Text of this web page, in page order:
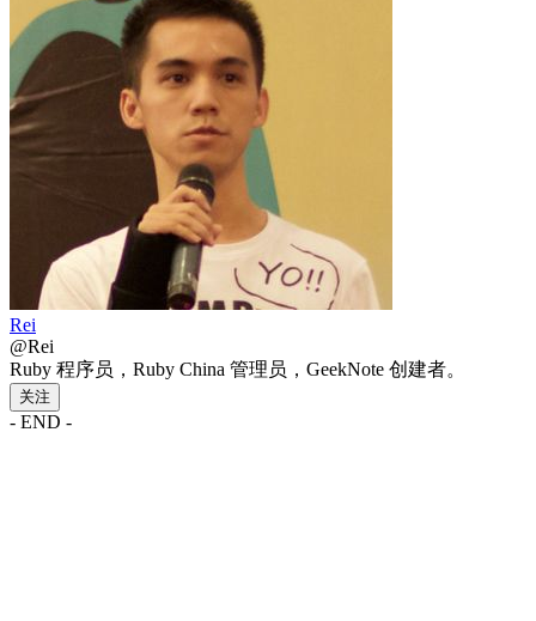
Rei
@Rei
Ruby 程序员，Ruby China 管理员，GeekNote 创建者。
关注
- END -